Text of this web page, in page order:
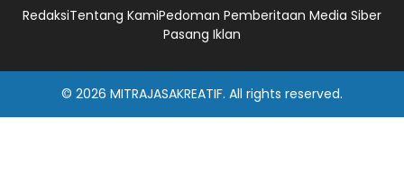
RedaksiTentang KamiPedoman Pemberitaan Media Siber
Pasang Iklan
© 2026 MITRAJASAKREATIF. All rights reserved.